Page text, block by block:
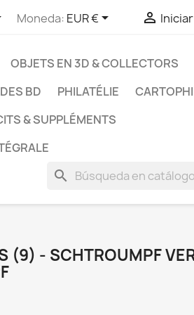
Moneda: EUR € 
OBJETS EN 3D & COLLECTORS
BD PHILATÉLIE
& SUPPLÉMENTS
search
(9) - SCHTROUMPF